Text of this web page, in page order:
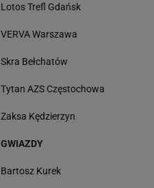
Lotos Trefl Gdańsk
VERVA Warszawa
Skra Bełchatów
Tytan AZS Częstochowa
Zaksa Kędzierzyn
GWIAZDY
Bartosz Kurek